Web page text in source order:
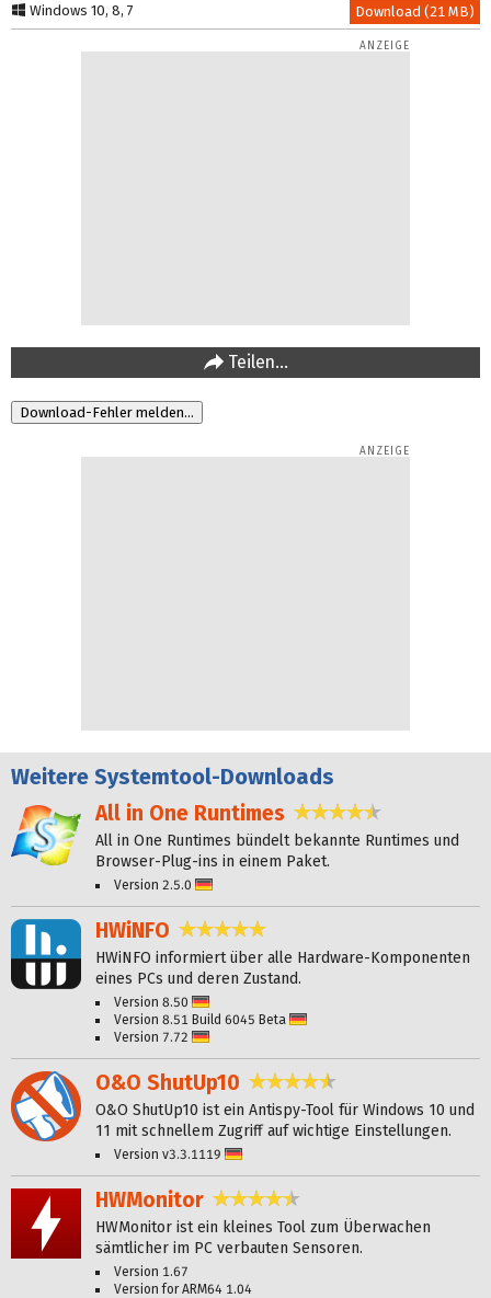
Windows 10, 8, 7 Download (21 MB)
Teilen…
Weitere Systemtool-Downloads
All in One Runtimes 4,4 Sterne
All in One Runtimes bündelt bekannte Runtimes und
Browser-Plug-ins in einem Paket.
Version 2.5.0
HWiNFO
HWiNFO informiert über alle Hardware-Komponenten
eines PCs und deren Zustand.
Version 8.50
Version 8.51 Build 6045 Beta
Version 7.72
O&O ShutUp10 4,6 Sterne
O&O ShutUp10 ist ein Antispy-Tool für Windows 10 und
11 mit schnellem Zugriff auf wichtige Einstellungen.
Version v3.3.1119
HWMonitor 4,6 Sterne
HWMonitor ist ein kleines Tool zum Überwachen
sämtlicher im PC verbauten Sensoren.
Version 1.67
Version for ARM64 1.04